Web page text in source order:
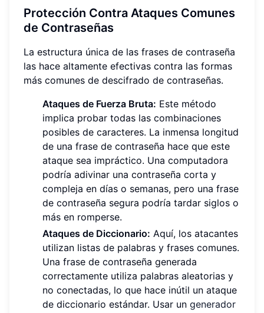
Protección Contra Ataques Comunes
de Contraseñas
La estructura única de las frases de contraseña
las hace altamente efectivas contra las formas
más comunes de descifrado de contraseñas.
Ataques de Fuerza Bruta: Este método
implica probar todas las combinaciones
posibles de caracteres. La inmensa longitud
de una frase de contraseña hace que este
ataque sea impráctico. Una computadora
podría adivinar una contraseña corta y
compleja en días o semanas, pero una frase
de contraseña segura podría tardar siglos o
más en romperse.
Ataques de Diccionario: Aquí, los atacantes
utilizan listas de palabras y frases comunes.
Una frase de contraseña generada
correctamente utiliza palabras aleatorias y
no conectadas, lo que hace inútil un ataque
de diccionario estándar. Usar un generador